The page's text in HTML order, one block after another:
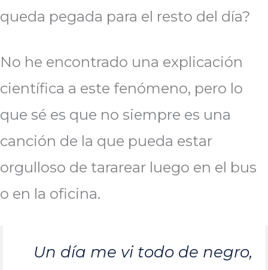
queda pegada para el resto del día?
No he encontrado una explicación
científica a este fenómeno, pero lo
que sé es que no siempre es una
canción de la que pueda estar
orgulloso de tararear luego en el bus
o en la oficina.
Un día me vi todo de negro,